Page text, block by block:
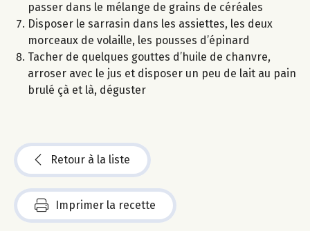
passer dans le mélange de grains de céréales
Disposer le sarrasin dans les assiettes, les deux
morceaux de volaille, les pousses d’épinard
Tacher de quelques gouttes d’huile de chanvre,
arroser avec le jus et disposer un peu de lait au pain
brulé çà et là, déguster
Retour à la liste
Imprimer la recette